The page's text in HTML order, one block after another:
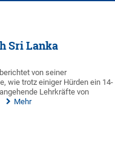
Sri Lanka
von seiner
wie trotz einiger Hürden ein 14-
Lehrkräfte von
Mehr